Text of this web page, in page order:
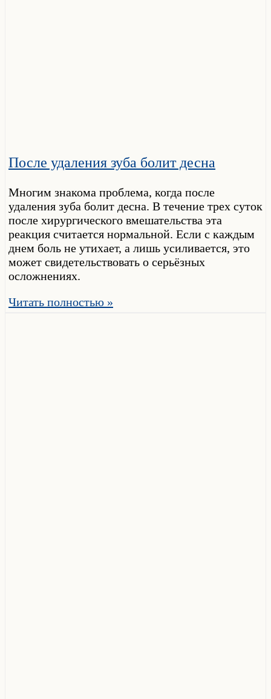
После удаления зуба болит десна
Многим знакома проблема, когда после
удаления зуба болит десна. В течение трех суток
после хирургического вмешательства эта
реакция считается нормальной. Если с каждым
днем боль не утихает, а лишь усиливается, это
может свидетельствовать о серьёзных
осложнениях.
Читать полностью »